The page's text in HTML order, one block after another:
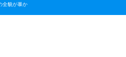
全貌が暴か